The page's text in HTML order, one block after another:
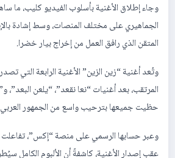
وجاء إطلاق الأغنية بأسلوب الفيديو كليب، ما
الجماهيري على مختلف المنصات، وسط إشادة
المتقن الذي رافق العمل من إخراج بيار خضرا.
وتُعد أغنية “زين الزين” الأغنية الرابعة التي
المرتقب، بعد أغنيات “نعا نقعد”، “يلعن
حظيت جميعها بترحيب واسع من الجمهور
وعبر حسابها الرسمي على منصة “إكس”،
عقب إصدار الأغنية، كاشفةً أن الألبوم الكامل